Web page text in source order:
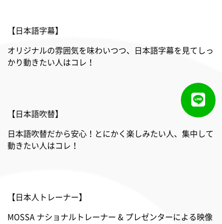
【日本語字幕】
オリジナルの雰囲気を味わいつつ、日本語字幕を見てしっ
かり動きたい人はコレ！
【日本語吹替】
日本語吹替だから安心！とにかく楽しみたい人、集中して
動きたい人はコレ！
【日本人トレーナー】
MOSSA ナショナルトレーナー & プレゼンターによる映像